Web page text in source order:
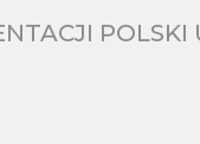
POLSKI